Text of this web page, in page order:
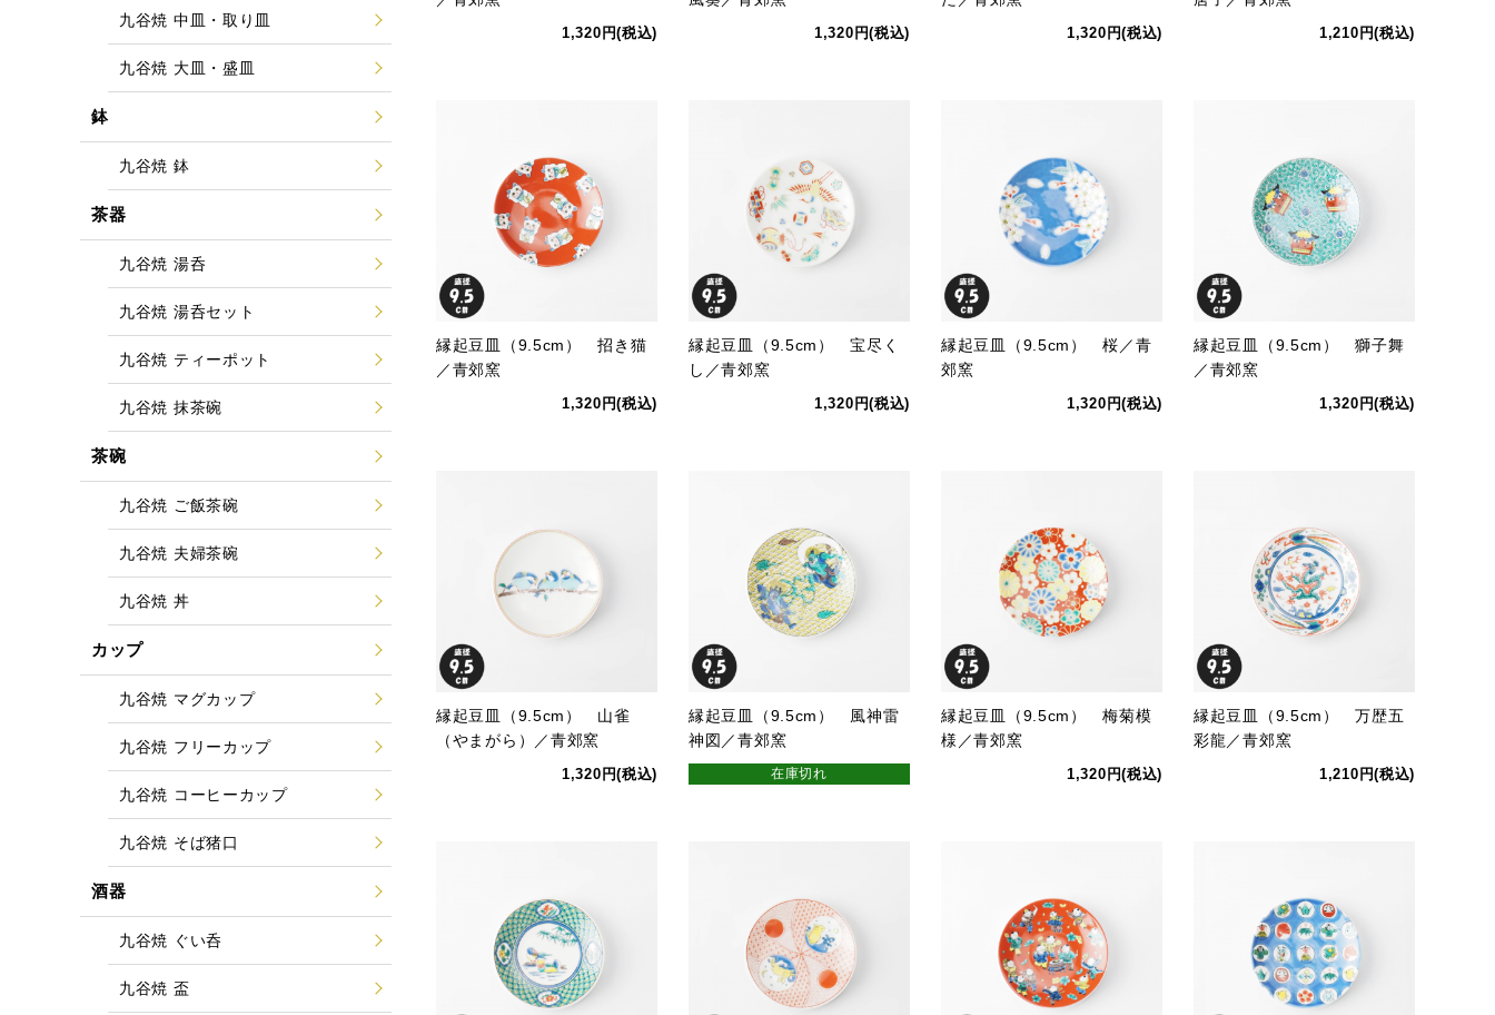
1,320円(税込) 1,320円(税込) 1,320円(税込) 1,210円(税込)
縁起豆皿（9.5cm） 招き猫
／青郊窯
1,320円(税込)
縁起豆皿（9.5cm） 宝尽く
し／青郊窯
1,320円(税込)
縁起豆皿（9.5cm） 桜／青
郊窯
1,320円(税込)
縁起豆皿（9.5cm） 獅子舞
／青郊窯
1,320円(税込)
縁起豆皿（9.5cm） 山雀
（やまがら）／青郊窯
1,320円(税込)
縁起豆皿（9.5cm） 風神雷
神図／青郊窯
在庫切れ
縁起豆皿（9.5cm） 梅菊模
様／青郊窯
1,320円(税込)
縁起豆皿（9.5cm） 万歴五
彩龍／青郊窯
1,210円(税込)
九谷焼 中皿・取り皿
九谷焼 大皿・盛皿
鉢
九谷焼 鉢
茶器
九谷焼 湯呑
九谷焼 湯呑セット
九谷焼 ティーポット
九谷焼 抹茶碗
茶碗
九谷焼 ご飯茶碗
九谷焼 夫婦茶碗
九谷焼 丼
カップ
九谷焼 マグカップ
九谷焼 フリーカップ
九谷焼 コーヒーカップ
九谷焼 そば猪口
酒器
九谷焼 ぐい呑
九谷焼 盃